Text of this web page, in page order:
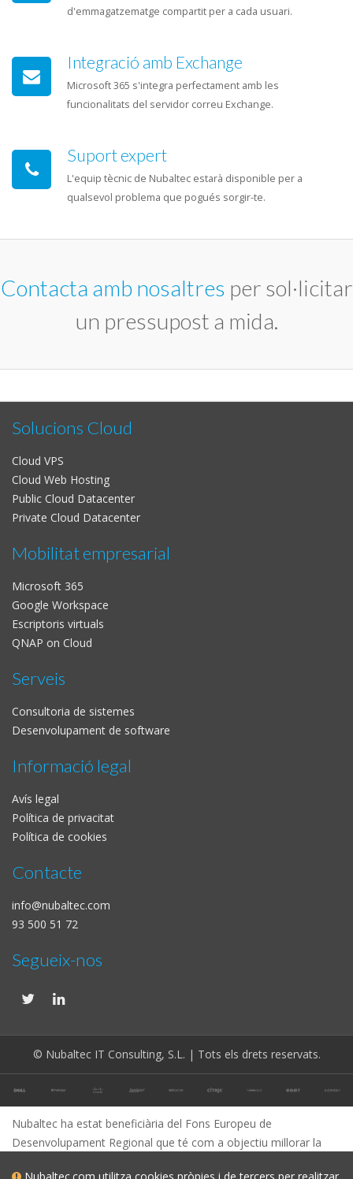
d'emmagatzematge compartit per a cada usuari.
Integració amb Exchange
Microsoft 365 s'integra perfectament amb les
funcionalitats del servidor correu Exchange.
Suport expert
L'equip tècnic de Nubaltec estarà disponible per a
qualsevol problema que pogués sorgir-te.
Contacta amb nosaltres per sol·licitar
un pressupost a mida.
Solucions Cloud
Cloud VPS
Cloud Web Hosting
Public Cloud Datacenter
Private Cloud Datacenter
Mobilitat empresarial
Microsoft 365
Google Workspace
Escriptoris virtuals
QNAP on Cloud
Serveis
Consultoria de sistemes
Desenvolupament de software
Informació legal
Avís legal
Política de privacitat
Política de cookies
Contacte
info@nubaltec.com
93 500 51 72
Segueix-nos
© Nubaltec IT Consulting, S.L. | Tots els drets reservats.
Nubaltec ha estat beneficiària del Fons Europeu de
Desenvolupament Regional que té com a objectiu millorar la